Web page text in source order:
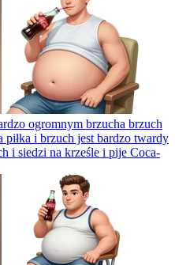
ogromnym brzucha brzuch
piłka i brzuch jest bardzo twardy
i siedzi na krześle i pije Coca-